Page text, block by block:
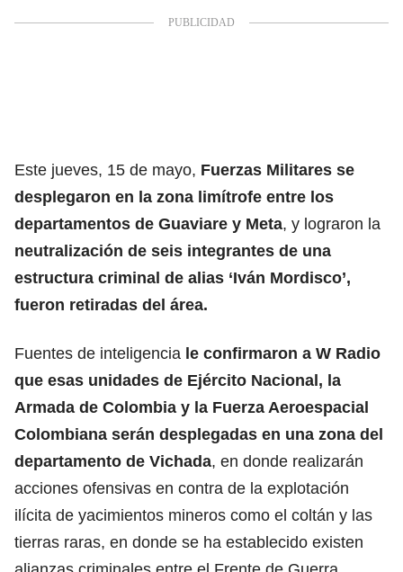
Este jueves, 15 de mayo, Fuerzas Militares se
desplegaron en la zona limítrofe entre los
departamentos de Guaviare y Meta, y lograron la
neutralización de seis integrantes de una
estructura criminal de alias ‘Iván Mordisco’,
fueron retiradas del área.
Fuentes de inteligencia le confirmaron a W Radio
que esas unidades de Ejército Nacional, la
Armada de Colombia y la Fuerza Aeroespacial
Colombiana serán desplegadas en una zona del
departamento de Vichada, en donde realizarán
acciones ofensivas en contra de la explotación
ilícita de yacimientos mineros como el coltán y las
tierras raras, en donde se ha establecido existen